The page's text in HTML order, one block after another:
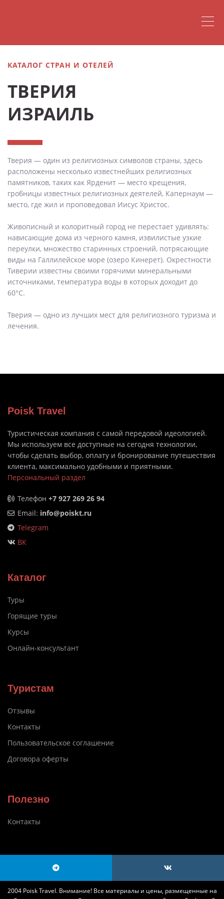
КАТАЛОГ СТРАН И ОТЕЛЕЙ
ТВЕРИЯ
ИЗРАИЛЬ
Тверия — один из религиозных символов страны, здесь
расположены несколько известнейших религиозных
памятников, таких как Ярденит — место крещения,
гробницы известных религиозных деятелей, Капернаум —
место, где жил и проповедовал Иисус Христос.
Живописный и колоритный город не перестает удивлять:
нависающие дома из черного камня, извилистые узкие
переулки, множество старинных строений, потрясающие
виды на Галлилейское море (озеро Кинерет). Окрестности
Тиверии известны своими горячими минеральными
источниками, температура воды в которых доходит до
60°С.
Тверия — одно из лучших мест для религиозного туризма и
лечения.
Poisk Travel
Туристическая компания с самой передовой идеологией.
Мы используем все доступные на сегодня технологии,
чтобы сделать выбор, оплату и бронирование путешествия
клиента, максимально удобными и приятными.
Персональный раздел
Телефон +7 927 269 26 94
Email: info@poiskt.ru
Telegram
ВК
Каталог
Туры
Горящие туры
Курсы
Онлайн-консультант
Туристам
Отзывы
Контакты
Пользовательское соглашение
Договора оферты
Полезно
Контакты
2004 Poisk Travel. Внимание! Все материалы и цены, размещенные на